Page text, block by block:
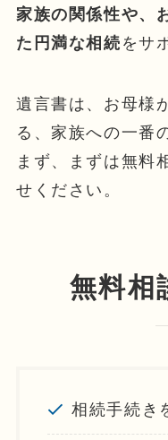
家族の関係性や、
た円満な相続 をサ
遺言書は、お母様
る、家族への一番
まず、まずは無料
せください。
無料相
相続手続き